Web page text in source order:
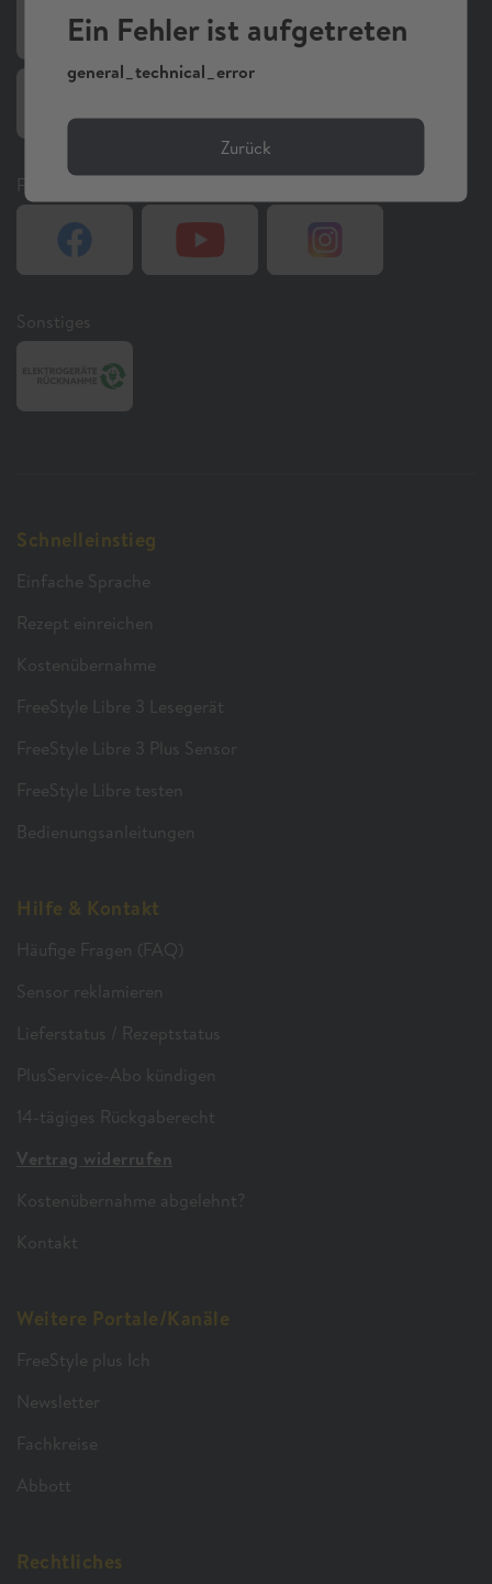
Folgen Sie uns auf Social Media
Sonstiges
Schnelleinstieg
Einfache Sprache
Rezept einreichen
Kostenübernahme
FreeStyle Libre 3 Lesegerät
FreeStyle Libre 3 Plus Sensor
FreeStyle Libre testen
Bedienungsanleitungen
Hilfe & Kontakt
Häufige Fragen (FAQ)
Sensor reklamieren
Lieferstatus / Rezeptstatus
PlusService-Abo kündigen
14-tägiges Rückgaberecht
Vertrag widerrufen
Kostenübernahme abgelehnt?
Kontakt
Weitere Portale/Kanäle
FreeStyle plus Ich
Newsletter
Fachkreise
Abbott
Rechtliches
Ein Fehler ist aufgetreten
general_technical_error
Zurück